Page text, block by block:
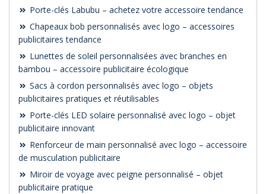
Porte-clés Labubu – achetez votre accessoire tendance
Chapeaux bob personnalisés avec logo – accessoires
publicitaires tendance
Lunettes de soleil personnalisées avec branches en
bambou – accessoire publicitaire écologique
Sacs à cordon personnalisés avec logo – objets
publicitaires pratiques et réutilisables
Porte-clés LED solaire personnalisé avec logo – objet
publicitaire innovant
Renforceur de main personnalisé avec logo – accessoire
de musculation publicitaire
Miroir de voyage avec peigne personnalisé – objet
publicitaire pratique